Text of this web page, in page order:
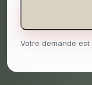
Votre demande est